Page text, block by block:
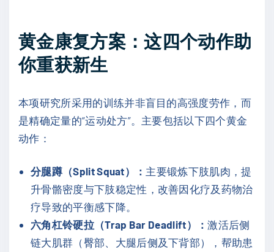
黄金康复方案：这四个动作助
你重获新生
本项研究所采用的训练并非盲目的高强度劳作，而
是精确定量的“运动处方”。主要包括以下四个黄金
动作：
分腿蹲（Split Squat）： 主要锻炼下肢肌肉，提
升骨骼密度与下肢稳定性，改善因化疗及药物治
疗导致的平衡感下降。
六角杠铃硬拉（Trap Bar Deadlift）：激活后侧
链大肌群（臀部、大腿后侧及下背部），帮助患